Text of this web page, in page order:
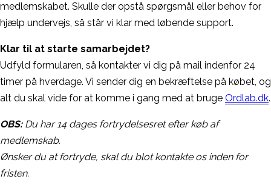
medlemskabet. Skulle der opstå spørgsmål eller behov for
hjælp undervejs, så står vi klar med løbende support.
Klar til at starte samarbejdet?
Udfyld formularen, så kontakter vi dig på mail indenfor 24
timer på hverdage. Vi sender dig en bekræftelse på købet, og
alt du skal vide for at komme i gang med at bruge Ordlab.dk.
OBS:Du har 14 dages fortrydelsesret efter køb af
medlemskab.
Ønsker du at fortryde, skal du blot kontakte os inden for
fristen.